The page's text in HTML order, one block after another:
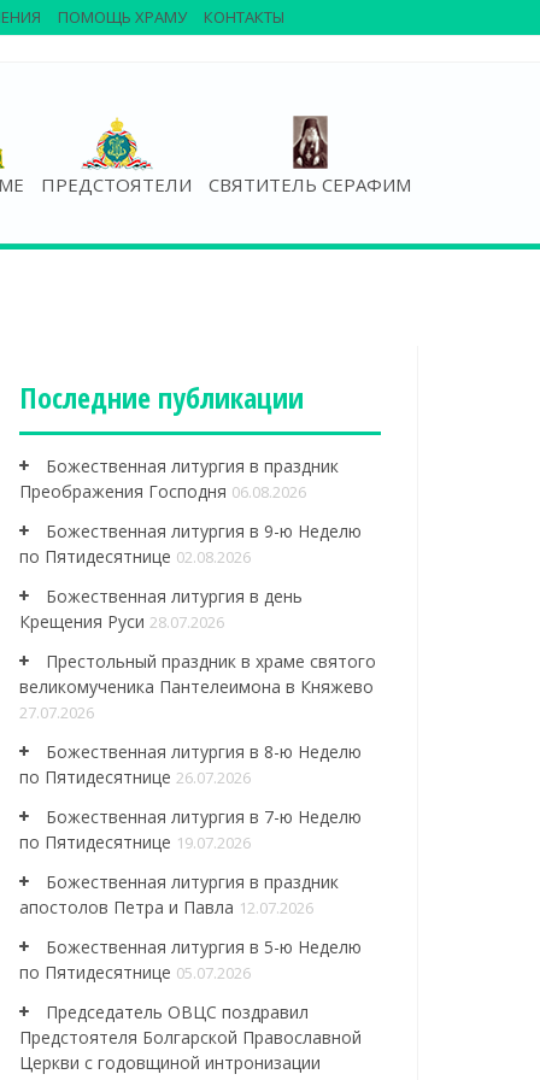
ПРЕДСТОЯТЕЛИ СВЯТИТЕЛЬ СЕРАФИМ
ПОМОЩЬ ХРАМУ КОНТАКТЫ
Последние публикации
Божественная литургия в праздник
Преображения Господня 06.08.2026
Божественная литургия в 9-ю Неделю
по Пятидесятнице 02.08.2026
Божественная литургия в день
Крещения Руси 28.07.2026
Престольный праздник в храме святого
великомученика Пантелеимона в Княжево
27.07.2026
Божественная литургия в 8-ю Неделю
по Пятидесятнице 26.07.2026
Божественная литургия в 7-ю Неделю
по Пятидесятнице 19.07.2026
Божественная литургия в праздник
апостолов Петра и Павла 12.07.2026
Божественная литургия в 5-ю Неделю
по Пятидесятнице 05.07.2026
Председатель ОВЦС поздравил
Предстоятеля Болгарской Православной
Церкви с годовщиной интронизации